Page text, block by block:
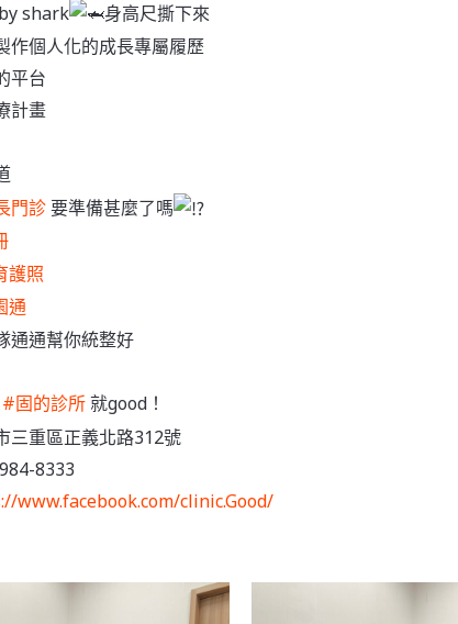
shark
身高尺撕下來
作個人化的成長專屬履歷
平台
計畫
門診要準備甚麼了嗎
護照
通
通通幫你統整好
#固的診所就good！
三重區正義北路312號
8333
www.facebook.com/clinic.Good/